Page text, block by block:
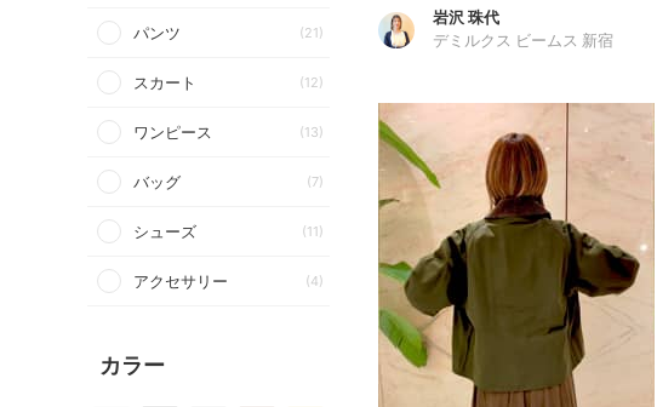
パンツ (21)
スカート (12)
ワンピース (13)
バッグ (7)
シューズ (11)
アクセサリー (4)
カラー
岩沢 珠代
デミルクス ビームス 新宿